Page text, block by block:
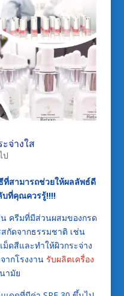
จ่างใส
ป
ที่สามารถช่วยให้ผลลัพธ์ดี
บที่คุณควรรู้!!!!
ครีมที่มีส่วนผสมของกรด
กัดจากธรรมชาติ เช่น
ม็ดสีและทำให้ผิวกระจ่าง
กโรงงาน รับผลิตเครื่อง
ามัย